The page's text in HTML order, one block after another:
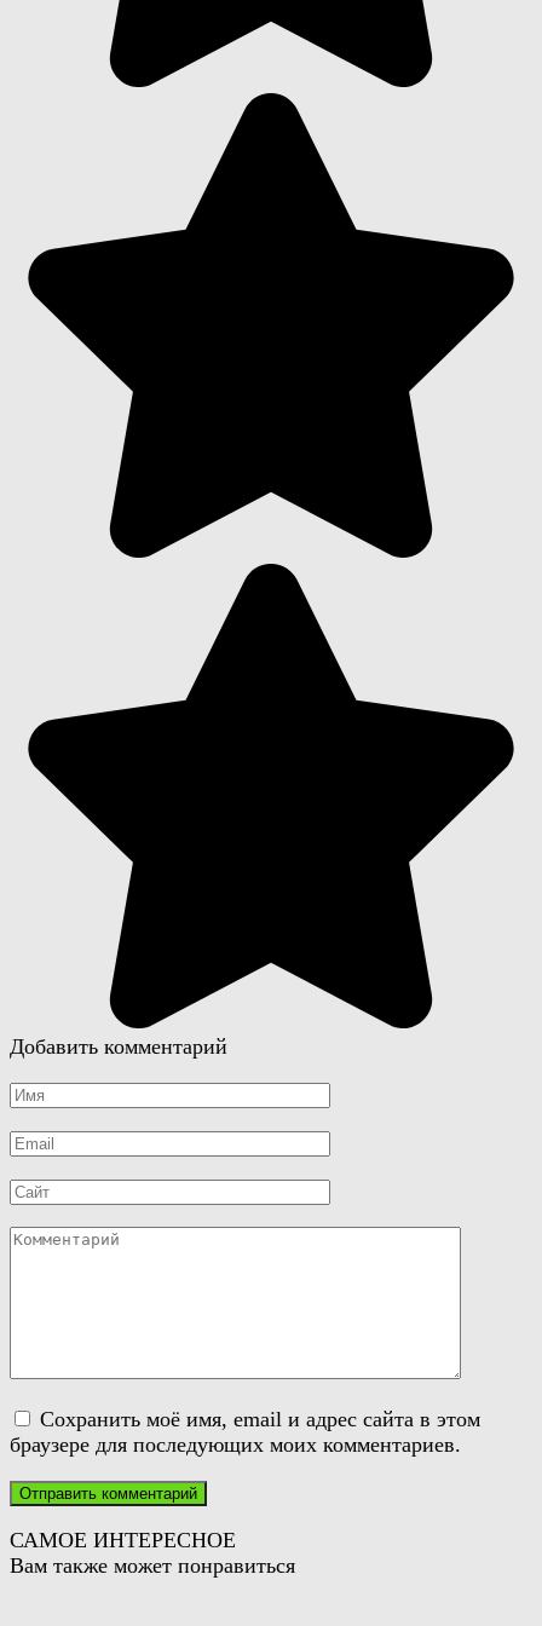
Добавить комментарий
Имя
Email
Сайт
Комментарий
Сохранить моё имя, email и адрес сайта в этом
браузере для последующих моих комментариев.
САМОЕ ИНТЕРЕСНОЕ
Вам также может понравиться